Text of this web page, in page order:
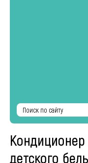
Кондиционер
детского